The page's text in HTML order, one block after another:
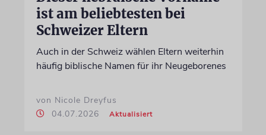
ist am beliebtesten bei
Schweizer Eltern
Auch in der Schweiz wählen Eltern weiterhin
häufig biblische Namen für ihr Neugeborenes
von Nicole Dreyfus
04.07.2026
Aktualisiert